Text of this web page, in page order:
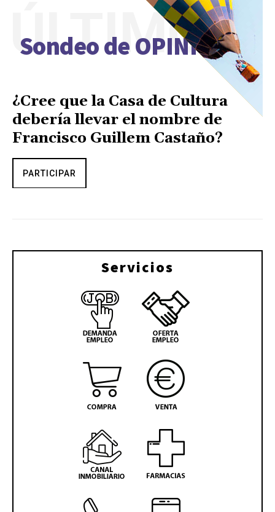
Sondeo de OPINIÓN
ÚLTIMO
¿Cree que la Casa de Cultura
debería llevar el nombre de
Francisco Guillem Castaño?
PARTICIPAR
Servicios